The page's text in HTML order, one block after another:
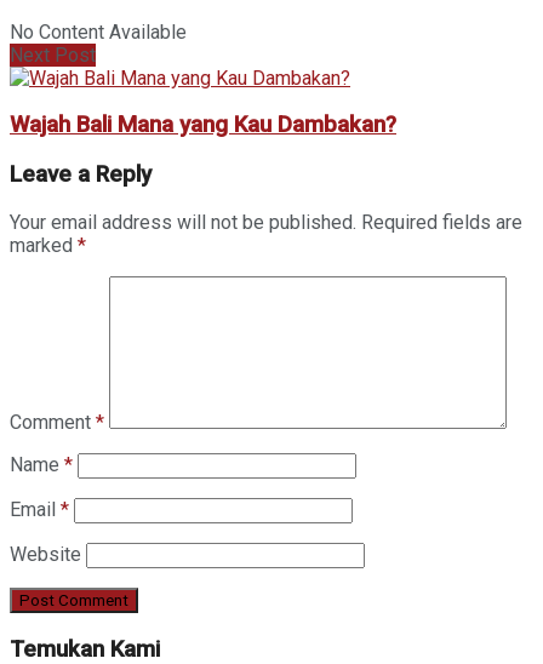
No Content Available
Next Post
Wajah Bali Mana yang Kau Dambakan?
Leave a Reply
Your email address will not be published. Required fields are
marked *
Comment *
Name *
Email *
Website
Temukan Kami